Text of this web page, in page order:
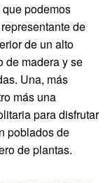
podemos
de
de un alto
de madera y se
Una, más
más una
para disfrutar
poblados de
de plantas.